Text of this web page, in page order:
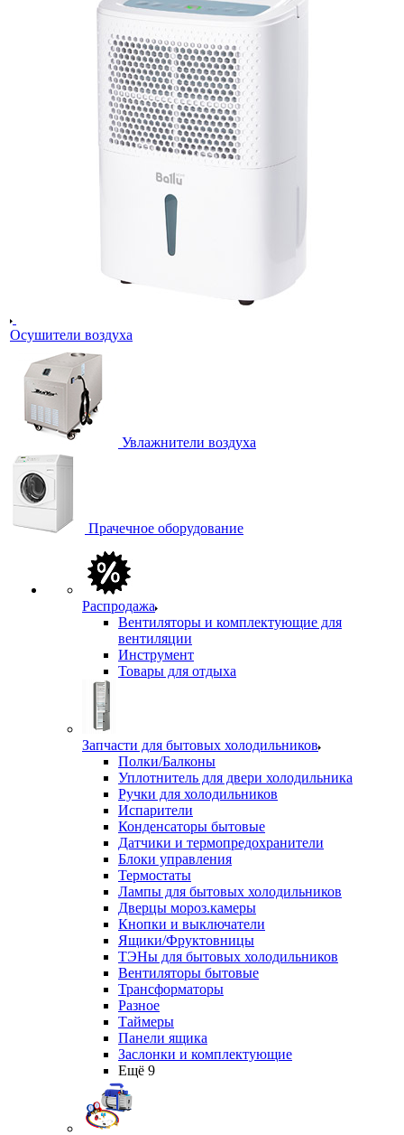
Осушители воздуха
Увлажнители воздуха
Прачечное оборудование
Распродажа
Вентиляторы и комплектующие для
вентиляции
Инструмент
Товары для отдыха
Запчасти для бытовых холодильников
Полки/Балконы
Уплотнитель для двери холодильника
Ручки для холодильников
Испарители
Конденсаторы бытовые
Датчики и термопредохранители
Блоки управления
Термостаты
Лампы для бытовых холодильников
Дверцы мороз.камеры
Кнопки и выключатели
Ящики/Фруктовницы
ТЭНы для бытовых холодильников
Вентиляторы бытовые
Трансформаторы
Разное
Таймеры
Панели ящика
Заслонки и комплектующие
Ещё 9